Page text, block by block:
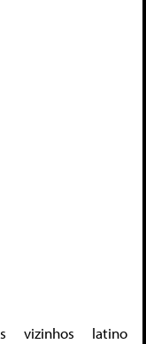
vizinhos latino